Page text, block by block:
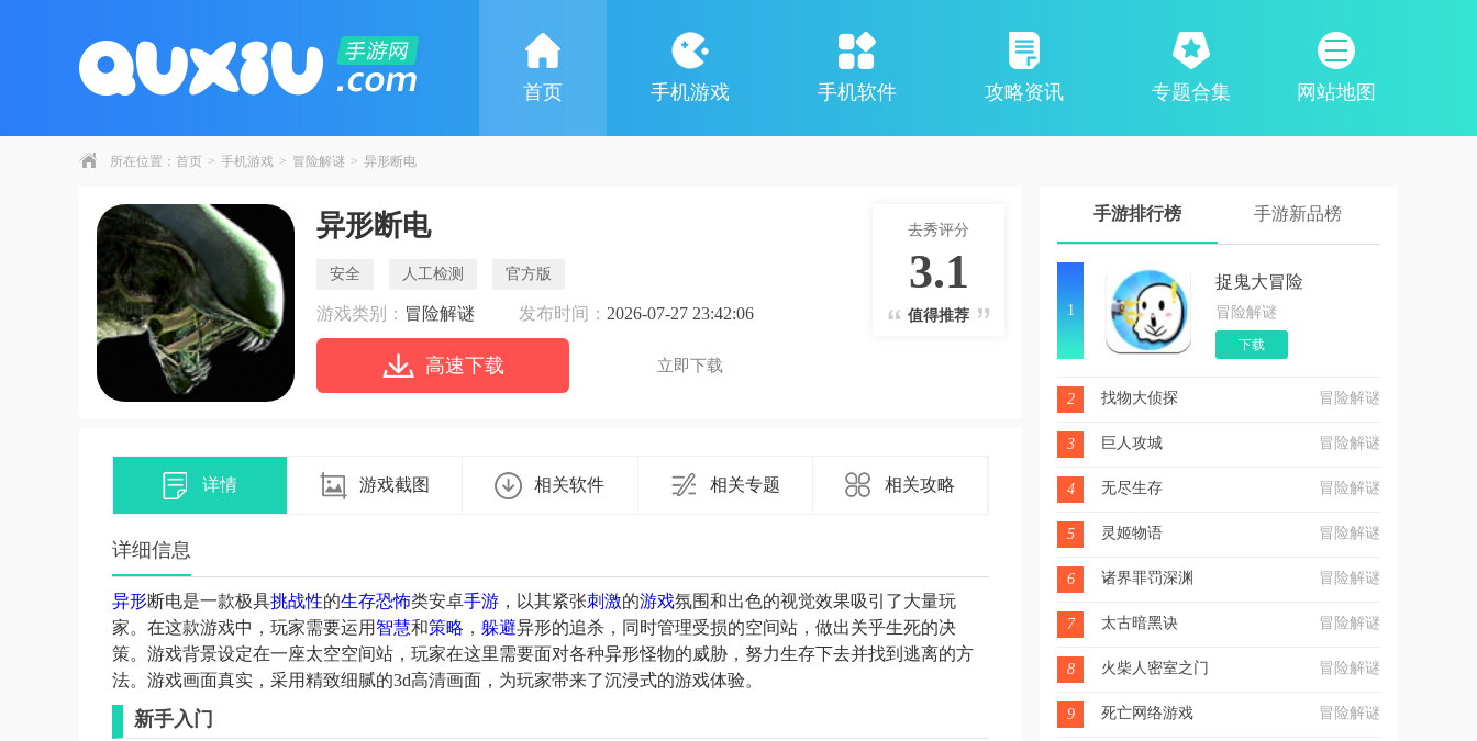
网站地图
首页 手机游戏 手机软件 攻略资讯 专题合集
所在位置： 首页 > 手机游戏 > 冒险解谜 > 异形断电
异形断电
安全 人工检测 官方版
游戏类别： 冒险解谜 发布时间： 2026-07-27 23:42:06
高速下载 立即下载
去秀评分
3.1
值得推荐
详情 游戏截图 相关软件 相关专题 相关攻略
详细信息
异形断电是一款极具挑战性的生存恐怖类安卓手游 ，以其紧张刺激的游戏氛围和出色的视觉效果吸引了大量玩
家。在这款游戏中，玩家需要运用 智慧和策略 ， 躲避异形的追杀，同时管理受损的空间站，做出关乎生死的决
策。游戏背景设定在一座太空空间站，玩家在这里需要面对各种异形怪物的威胁，努力生存下去并找到逃离的方
法。游戏画面真实，采用精致细腻的3d高清画面，为玩家带来了沉浸式的游戏体验。
新手入门
手游排行榜 手游新品榜
1
捉鬼大冒险
冒险解谜
下载
2 找物大侦探 冒险解谜
3 巨人攻城 冒险解谜
4 无尽生存 冒险解谜
5 灵姬物语 冒险解谜
6 诸界罪罚深渊 冒险解谜
7 太古暗黑诀 冒险解谜
8 火柴人密室之门 冒险解谜
9 死亡网络游戏 冒险解谜